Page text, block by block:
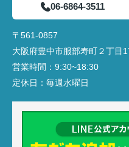
06-6864-3511
〒561-0857
大阪府豊中市服部寿町２丁目
営業時間： 9:30~18:30
定休日： 毎週水曜日